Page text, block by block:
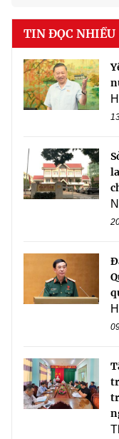
TIN ĐỌC NHIỀU